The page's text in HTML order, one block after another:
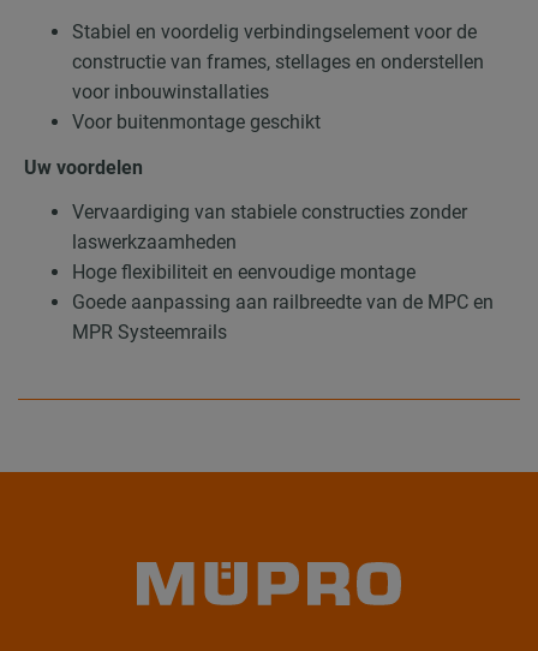
Stabiel en voordelig verbindingselement voor de
constructie van frames, stellages en onderstellen
voor inbouwinstallaties
Voor buitenmontage geschikt
Uw voordelen
Vervaardiging van stabiele constructies zonder
laswerkzaamheden
Hoge flexibiliteit en eenvoudige montage
Goede aanpassing aan railbreedte van de MPC en
MPR Systeemrails